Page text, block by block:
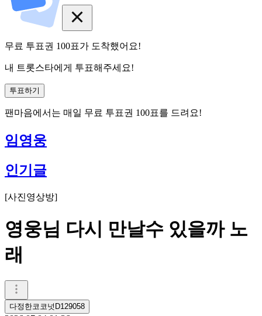
무료 투표권 100표가 도착했어요!
내 트롯스타에게 투표해주세요!
투표하기
팬마음에서는 매일 무료 투표권 100표를 드려요!
임영웅
인기글
[사진영상방]
영웅님 다시 만날수 있을까 노
래
다정한코코넛D129058